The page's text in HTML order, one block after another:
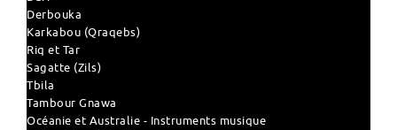
Derbouka
Karkabou (Qraqebs)
Riq et Tar
Sagatte (Zils)
Tbila
Tambour Gnawa
Océanie et Australie - Instruments musique